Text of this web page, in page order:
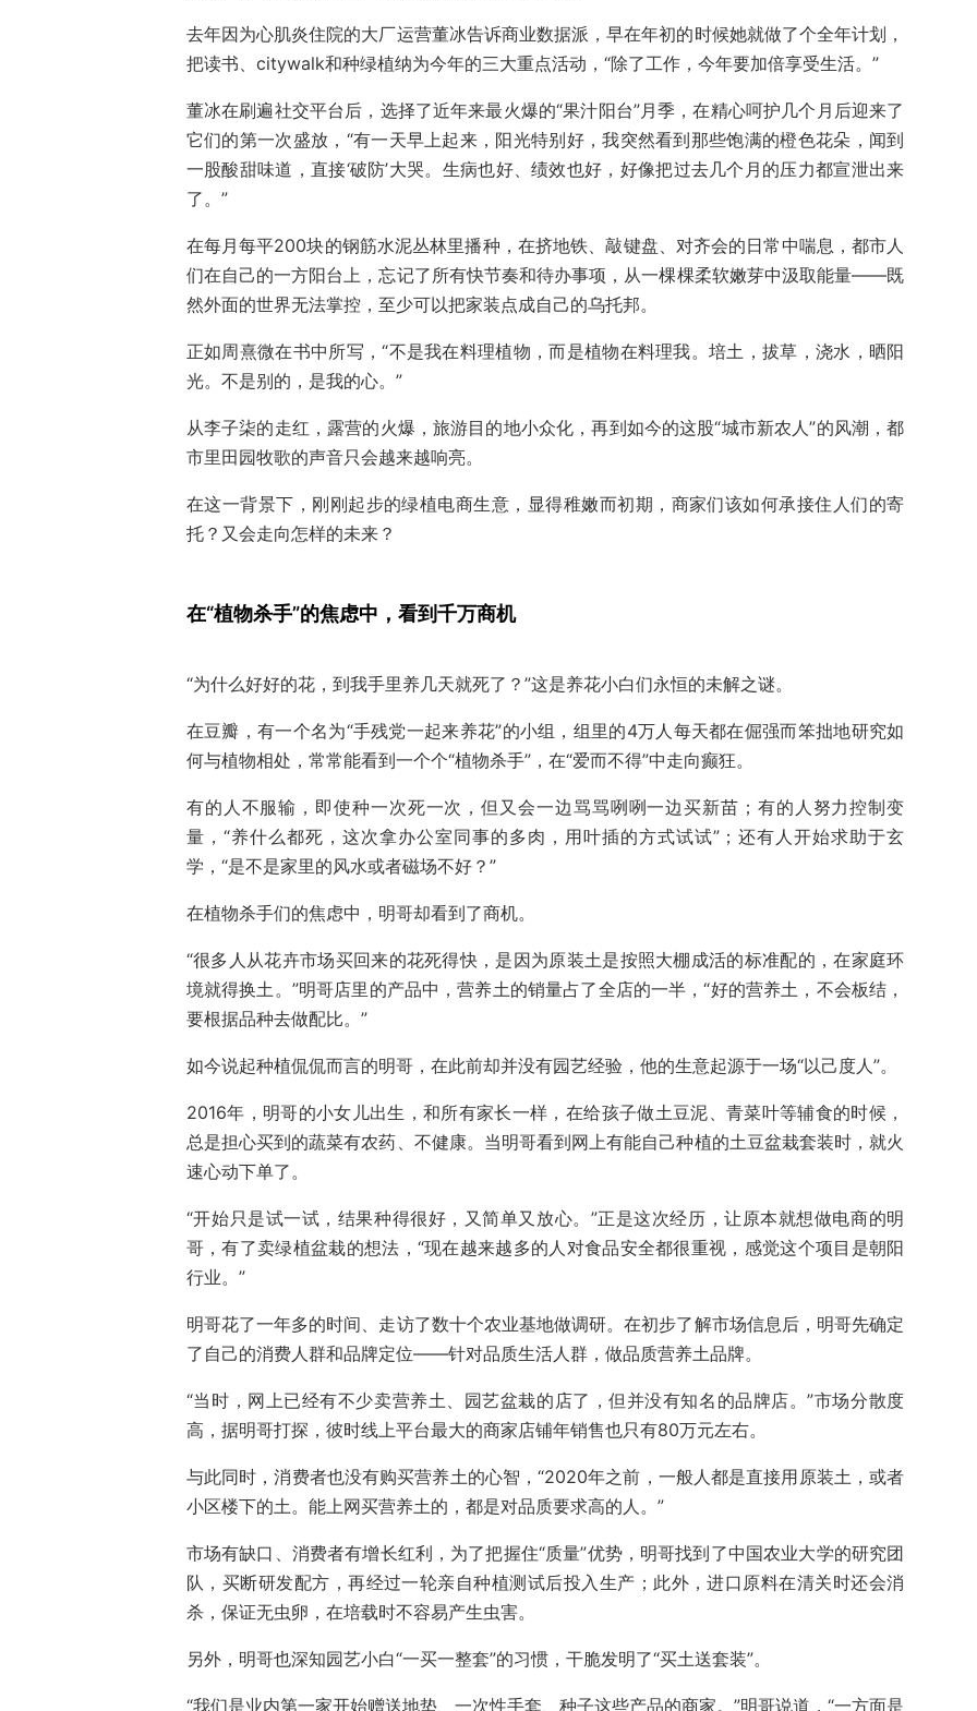
去年因为心肌炎住院的大厂运营董冰告诉商业数据派，早在年初的时候她就做了个全年计划，
把读书、citywalk和种绿植纳为今年的三大重点活动，“除了工作，今年要加倍享受生活。”
董冰在刷遍社交平台后，选择了近年来最火爆的“果汁阳台”月季，在精心呵护几个月后迎来了
它们的第一次盛放，“有一天早上起来，阳光特别好，我突然看到那些饱满的橙色花朵，闻到
一股酸甜味道，直接‘破防’大哭。生病也好、绩效也好，好像把过去几个月的压力都宣泄出来
了。”
在每月每平200块的钢筋水泥丛林里播种，在挤地铁、敲键盘、对齐会的日常中喘息，都市人
们在自己的一方阳台上，忘记了所有快节奏和待办事项，从一棵棵柔软嫩芽中汲取能量——既
然外面的世界无法掌控，至少可以把家装点成自己的乌托邦。
正如周熹微在书中所写，“不是我在料理植物，而是植物在料理我。培土，拔草，浇水，晒阳
光。不是别的，是我的心。”
从李子柒的走红，露营的火爆，旅游目的地小众化，再到如今的这股“城市新农人”的风潮，都
市里田园牧歌的声音只会越来越响亮。
在这一背景下，刚刚起步的绿植电商生意，显得稚嫩而初期，商家们该如何承接住人们的寄
托？又会走向怎样的未来？
在“植物杀手”的焦虑中，看到千万商机
“为什么好好的花，到我手里养几天就死了？”这是养花小白们永恒的未解之谜。
在豆瓣，有一个名为“手残党一起来养花”的小组，组里的4万人每天都在倔强而笨拙地研究如
何与植物相处，常常能看到一个个“植物杀手”，在“爱而不得”中走向癫狂。
有的人不服输，即使种一次死一次，但又会一边骂骂咧咧一边买新苗；有的人努力控制变
量，“养什么都死，这次拿办公室同事的多肉，用叶插的方式试试”；还有人开始求助于玄
学，“是不是家里的风水或者磁场不好？”
在植物杀手们的焦虑中，明哥却看到了商机。
“很多人从花卉市场买回来的花死得快，是因为原装土是按照大棚成活的标准配的，在家庭环
境就得换土。”明哥店里的产品中，营养土的销量占了全店的一半，“好的营养土，不会板结，
要根据品种去做配比。”
如今说起种植侃侃而言的明哥，在此前却并没有园艺经验，他的生意起源于一场“以己度人”。
2016年，明哥的小女儿出生，和所有家长一样，在给孩子做土豆泥、青菜叶等辅食的时候，
总是担心买到的蔬菜有农药、不健康。当明哥看到网上有能自己种植的土豆盆栽套装时，就火
速心动下单了。
“开始只是试一试，结果种得很好，又简单又放心。”正是这次经历，让原本就想做电商的明
哥，有了卖绿植盆栽的想法，“现在越来越多的人对食品安全都很重视，感觉这个项目是朝阳
行业。”
明哥花了一年多的时间、走访了数十个农业基地做调研。在初步了解市场信息后，明哥先确定
了自己的消费人群和品牌定位——针对品质生活人群，做品质营养土品牌。
“当时，网上已经有不少卖营养土、园艺盆栽的店了，但并没有知名的品牌店。”市场分散度
高，据明哥打探，彼时线上平台最大的商家店铺年销售也只有80万元左右。
与此同时，消费者也没有购买营养土的心智，“2020年之前，一般人都是直接用原装土，或者
小区楼下的土。能上网买营养土的，都是对品质要求高的人。”
市场有缺口、消费者有增长红利，为了把握住“质量”优势，明哥找到了中国农业大学的研究团
队，买断研发配方，再经过一轮亲自种植测试后投入生产；此外，进口原料在清关时还会消
杀，保证无虫卵，在培载时不容易产生虫害。
另外，明哥也深知园艺小白“一买一整套”的习惯，干脆发明了“买土送套装”。
“我们是业内第一家开始赠送地垫、一次性手套、种子这些产品的商家。”明哥说道，“一方面是